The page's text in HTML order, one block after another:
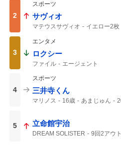
2
スポーツ
サヴィオ
マテウスサヴィオ
イエロー2枚
レッドカード
3
エンタメ
ロクシー
ファイル エージェント
4
スポーツ
三井寺くん
マリノス 16歳 あまじゅん
5 立命館宇治
DREAM SOLISTER
9回2アウ